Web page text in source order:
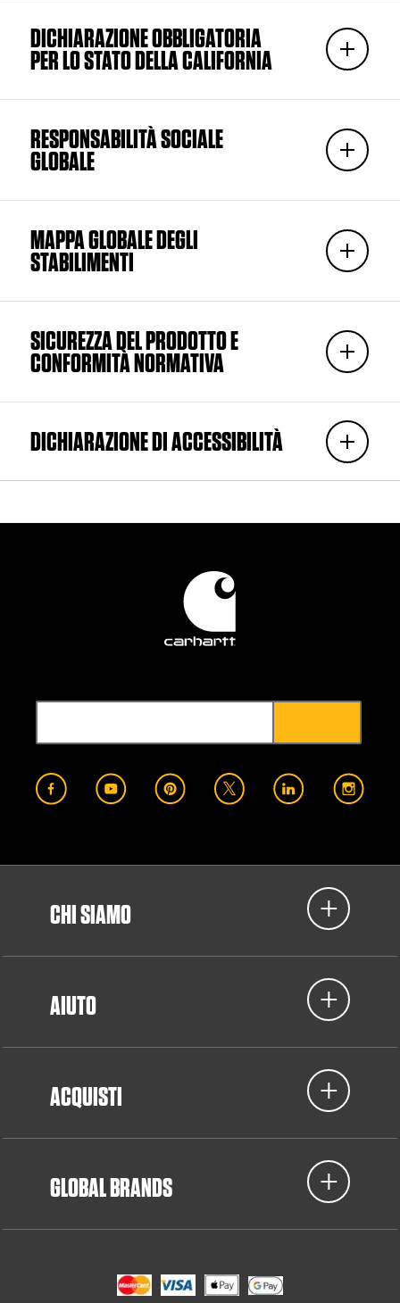
DICHIARAZIONE OBBLIGATORIA
PER LO STATO DELLA CALIFORNIA
RESPONSABILITÀ SOCIALE
GLOBALE
MAPPA GLOBALE DEGLI
STABILIMENTI
SICUREZZA DEL PRODOTTO E
CONFORMITÀ NORMATIVA
DICHIARAZIONE DI ACCESSIBILITÀ
CHI SIAMO
AIUTO
ACQUISTI
GLOBAL BRANDS